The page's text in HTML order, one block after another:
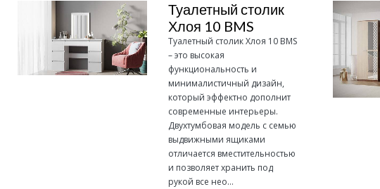
Туалетный столик
Хлоя 10 BMS
Туалетный столик Хлоя 10 BMS
– это высокая
функциональность и
минималистичный дизайн,
который эффектно дополнит
современные интерьеры.
Двухтумбовая модель с семью
выдвижными ящиками
отличается вместительностью
и позволяет хранить под
рукой все нео...